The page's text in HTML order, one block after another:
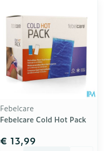
Febelcare
Febelcare Cold Hot Pack
€ 13,99